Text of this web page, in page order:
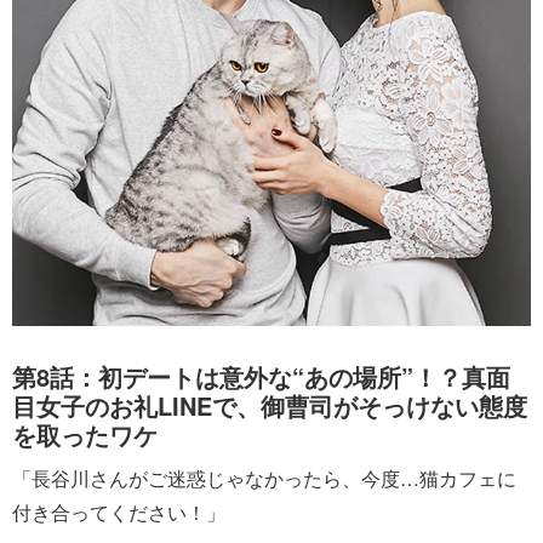
第8話：初デートは意外な“あの場所”！？真面
目女子のお礼LINEで、御曹司がそっけない態度
を取ったワケ
「長谷川さんがご迷惑じゃなかったら、今度…猫カフェに
付き合ってください！」